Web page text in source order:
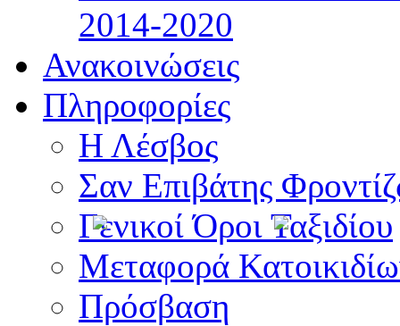
2014-2020
Ανακοινώσεις
Πληροφορίες
Η Λέσβος
Σαν Επιβάτης
Γενικοί Όροι Ταξιδίου
Μεταφορά
Πρόσβαση